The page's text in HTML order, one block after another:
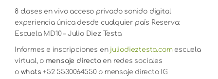
8 clases en vivo acceso privado sonido digital
experiencia única desde cualquier país Reserva:
Escuela MD10 – Julio Diez Testa
Informes e inscripciones en juliodieztesta.comescuela
virtual, o mensaje directoen redes sociales
o whats +52 5530064550 o mensaje directo IG